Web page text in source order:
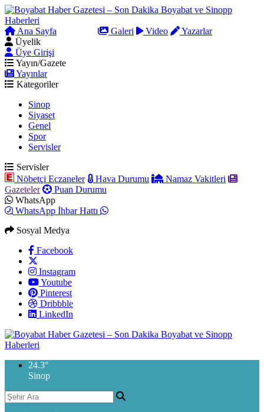
Ana Sayfa Galeri Video
Yazarlar
Üyelik
Üye Girişi
Yayın/Gazete
Yayınlar
Kategoriler
Sinop
Siyaset
Genel
Spor
Servisler
Servisler
Nöbetçi Eczaneler
Hava Durumu
Namaz Vakitleri
Gazeteler
Puan Durumu
WhatsApp
WhatsApp İhbar Hattı
Sosyal Medya
Facebook
Instagram
Youtube
Pinterest
Dribbble
LinkedIn
24.3°
Sinop